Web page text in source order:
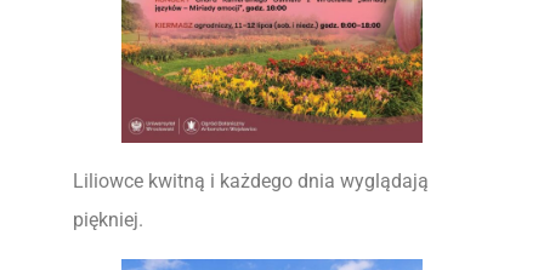
Liliowce kwitną i każdego dnia wyglądają
piękniej.